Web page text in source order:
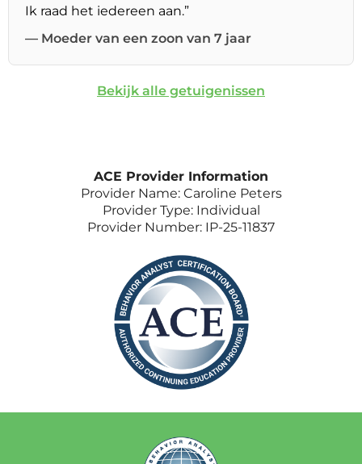
Ik raad het iedereen aan.”
— Moeder van een zoon van 7 jaar
Bekijk alle getuigenissen
ACE Provider Information
Provider Name: Caroline Peters
Provider Type: Individual
Provider Number: IP-25-11837